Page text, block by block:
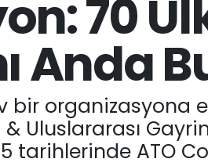
70
Anda
organizasyona
Uluslararası
tarihlerinde ATO